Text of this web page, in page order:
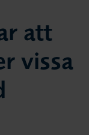
att
vissa